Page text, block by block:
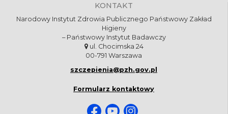
KONTAKT
Narodowy Instytut Zdrowia Publicznego Państwowy Zakład
Higieny
– Państwowy Instytut Badawczy
ul. Chocimska 24
00-791 Warszawa
szczepienia@pzh.gov.pl
Formularz kontaktowy